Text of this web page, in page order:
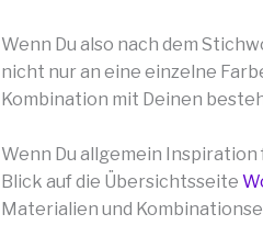
Wenn Du also nach dem
nicht nur an eine einzelne
Kombination mit Deinen
Wenn Du allgemein
Blick auf die Übersichtsseite
Materialien und